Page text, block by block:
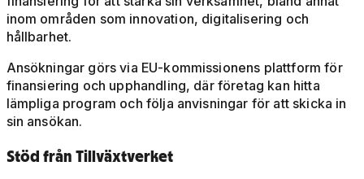
inom områden som innovation, digitalisering och
hållbarhet.
Ansökningar görs via EU-kommissionens plattform för
finansiering och upphandling, där företag kan hitta
lämpliga program och följa anvisningar för att skicka in
sin ansökan.
Stöd från Tillväxtverket